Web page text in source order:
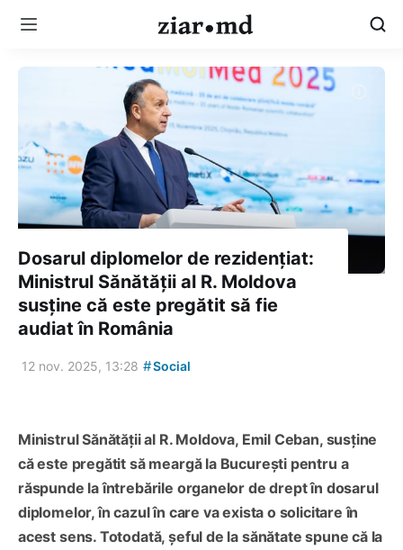
Dosarul diplomelor de rezidențiat:
Ministrul Sănătății al R. Moldova
susține că este pregătit să fie
audiat în România
12 nov. 2025, 13:28 #Social
Ministrul Sănătății al R. Moldova, Emil Ceban, susține
că este pregătit să meargă la București pentru a
răspunde la întrebările organelor de drept în dosarul
diplomelor, în cazul în care va exista o solicitare în
acest sens. Totodată, șeful de la sănătate spune că la